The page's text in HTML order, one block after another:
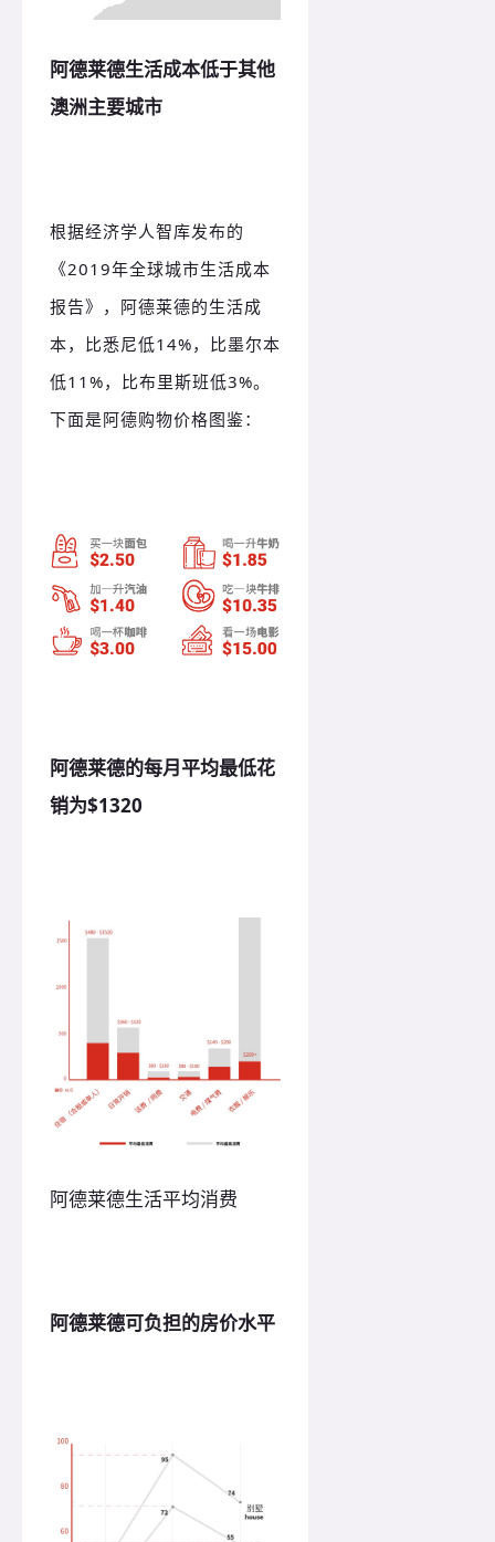
阿德莱德生活成本低于其他
澳洲主要城市
根据经济学人智库发布的
《2019年全球城市生活成本
报告》，阿德莱德的生活成
本，比悉尼低14%，比墨尔本
低11%，比布里斯班低3%。
下面是阿德购物价格图鉴：
阿德莱德的每月平均最低花
销为$1320
阿德莱德生活平均消费
阿德莱德可负担的房价水平